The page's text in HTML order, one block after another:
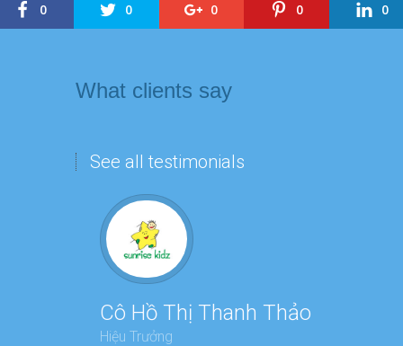
0 0 0 0 0
What clients say
See all testimonials
Cô Hồ Thị Thanh Thảo
Hiệu Trưởng